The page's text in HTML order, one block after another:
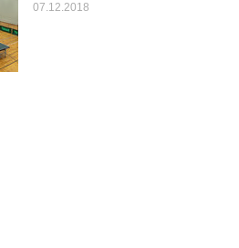
07.12.2018